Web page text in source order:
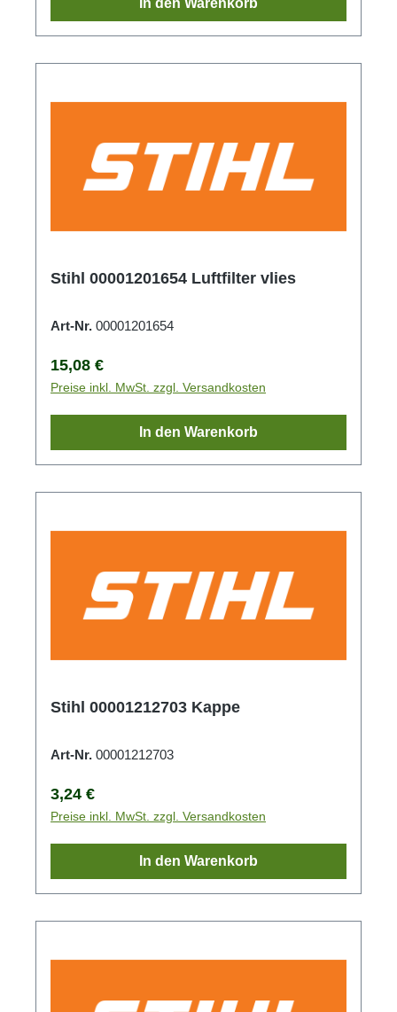
Stihl 00001201654 Luftfilter vlies
Art-Nr. 00001201654
Regulärer Preis:
15,08 €
Preise inkl. MwSt. zzgl. Versandkosten
In den Warenkorb
Stihl 00001212703 Kappe
Art-Nr. 00001212703
Regulärer Preis:
3,24 €
Preise inkl. MwSt. zzgl. Versandkosten
In den Warenkorb